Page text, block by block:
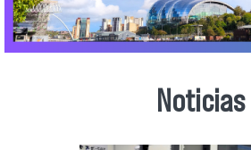
Noticias